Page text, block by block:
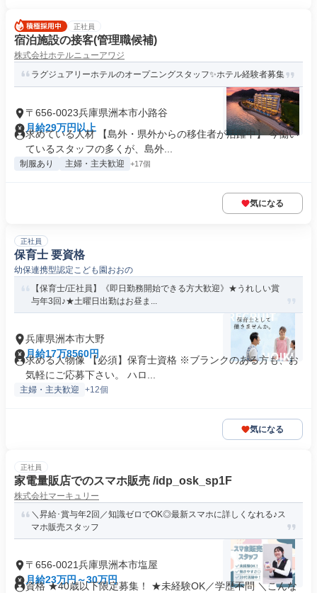
正社員
宿泊施設の接客(管理職候補)
株式会社ホテルニューアワジ
ラグジュアリーホテルのオープニングスタッフ✨ホテル経験者募集
〒656-0023兵庫県洲本市小路谷
月給29万円以上
求めている人材 【島外・県外からの移住者が活躍中】 今働い
ているスタッフの多くが、島外...
制服あり 主婦・主夫歓迎 +17個
気になる
正社員
保育士 要資格
幼保連携型認定こども園おおの
【保育士/正社員】《即日勤務開始できる方大歓迎》★うれしい賞
与年3回♪★土曜日出勤はお昼ま...
兵庫県洲本市大野
月給17万8560円
求める人物像 【必須】保育士資格 ※ブランクのある方も、お
気軽にご応募下さい。 ハロ...
主婦・主夫歓迎 +12個
気になる
正社員
家電量販店でのスマホ販売 /idp_osk_sp1F
株式会社マーキュリー
＼昇給･賞与年2回／知識ゼロでOK◎最新スマホに詳しくなれる♪ス
マホ販売スタッフ
〒656-0021兵庫県洲本市塩屋
月給23万円～30万円
資格 ★40歳以下限定募集！ ★未経験OK／学歴不問 ＼こんな